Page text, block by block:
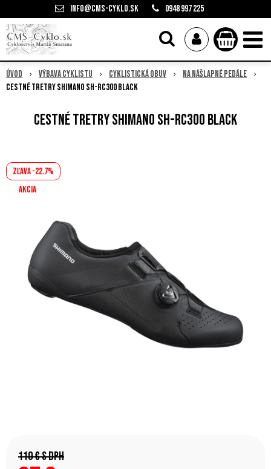
info@cms-cyklo.sk 0948 997 225
Úvod Výbava cyklistu Cyklistická obuv
Na nášlapné pedále
Cestné tretry Shimano SH-RC300 Black
Cestné tretry Shimano SH-RC300 Black
Zľava -22.7%
AKCIA
110 €s DPH